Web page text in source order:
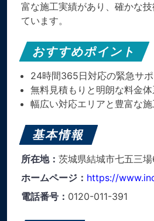
富な施工実績があり、確かな
ています。
おすすめポイント
24時間365日対応の緊急サポ
無料見積もりと明朗な料金
幅広い対応エリアと豊富な
基本情報
所在地： 茨城県結城市七五三
ホームページ： https://
電話番号： 0120-011-391